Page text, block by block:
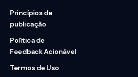
Princípios de
publicação
Política de
Feedback Acionável
Termos de Uso